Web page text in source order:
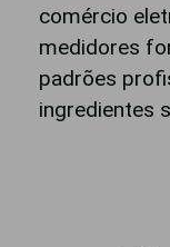
comércio
medidores
padrões
ingredientes